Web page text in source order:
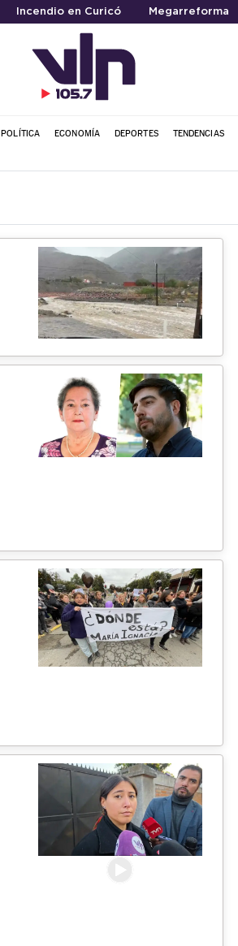
Incendio en Curicó Megarreforma
POLÍTICA ECONOMÍA DEPORTES TENDENCIAS